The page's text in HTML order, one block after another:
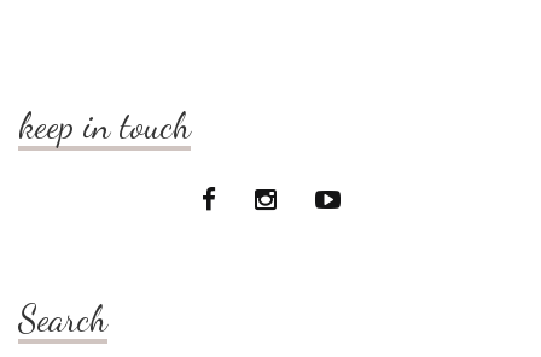
keep in touch
Search